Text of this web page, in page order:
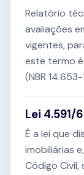
Relatório
avaliações
vigentes,
este termo
(NBR 14.653-
Lei 4.591/
É a lei que
imobiliárias
Código